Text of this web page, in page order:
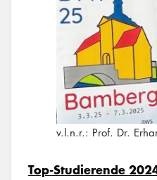
v.l.n.r.: Prof. Dr.
Top-Studierende